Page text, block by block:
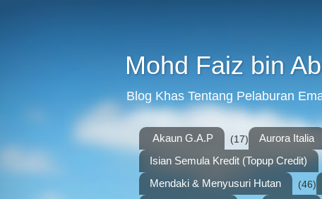
Mohd Faiz bin
Blog Khas Tentang Pelaburan
Akaun G.A.P (17) Aurora Italia
Isian Semula Kredit (Topup Credit)
Mendaki & Menyusuri Hutan (46)